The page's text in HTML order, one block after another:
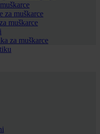
za muškarce
muškarce
za muškarce